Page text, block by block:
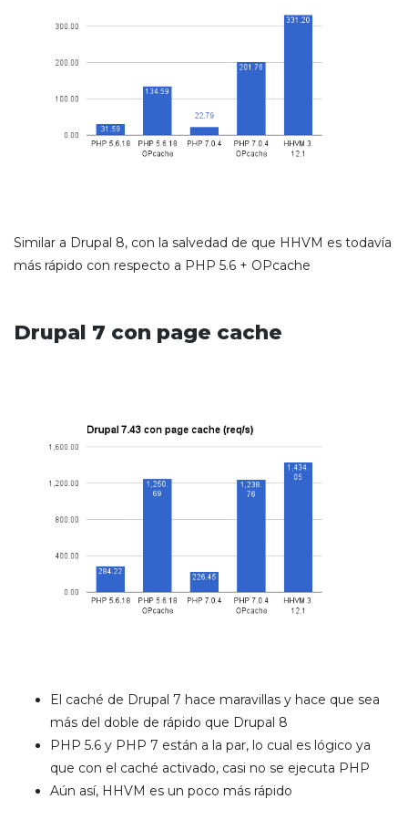
Similar a Drupal 8, con la salvedad de que HHVM es todavía
más rápido con respecto a PHP 5.6 + OPcache
Drupal 7 con page cache
El caché de Drupal 7 hace maravillas y hace que sea
más del doble de rápido que Drupal 8
PHP 5.6 y PHP 7 están a la par, lo cual es lógico ya
que con el caché activado, casi no se ejecuta PHP
Aún así, HHVM es un poco más rápido